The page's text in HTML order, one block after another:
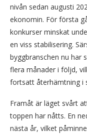
nivån sedan augusti
ekonomin. För första
konkurser minskat
en viss stabilisering.
byggbranschen nu har
flera månader i följd,
fortsatt återhämtning i
Framåt är läget svårt
toppen har nåtts. En
nästa år, vilket